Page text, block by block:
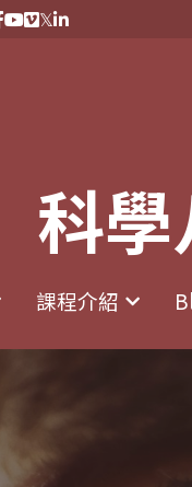
科
課程介紹
科
課程介紹